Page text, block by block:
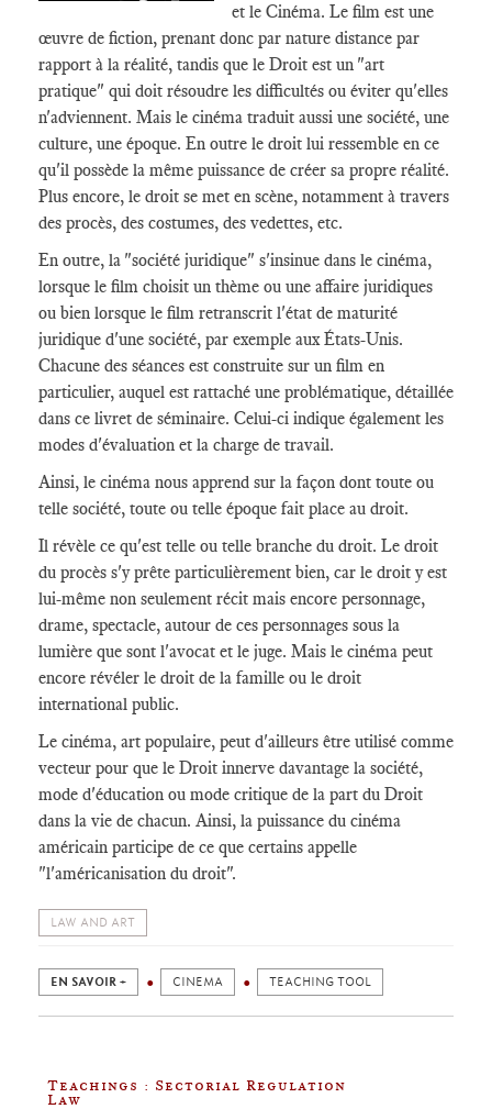
et le Cinéma. Le film est une
œuvre de fiction, prenant donc par nature distance par
rapport à la réalité, tandis que le Droit est un "art
pratique" qui doit résoudre les difficultés ou éviter qu'elles
n'adviennent. Mais le cinéma traduit aussi une société, une
culture, une époque. En outre le droit lui ressemble en ce
qu'il possède la même puissance de créer sa propre réalité.
Plus encore, le droit se met en scène, notamment à travers
des procès, des costumes, des vedettes, etc.
En outre, la "société juridique" s'insinue dans le cinéma,
lorsque le film choisit un thème ou une affaire juridiques
ou bien lorsque le film retranscrit l'état de maturité
juridique d'une société, par exemple aux États-Unis.
Chacune des séances est construite sur un film en
particulier, auquel est rattaché une problématique, détaillée
dans ce livret de séminaire. Celui-ci indique également les
modes d'évaluation et la charge de travail.
Ainsi, le cinéma nous apprend sur la façon dont toute ou
telle société, toute ou telle époque fait place au droit.
Il révèle ce qu'est telle ou telle branche du droit. Le droit
du procès s'y prête particulièrement bien, car le droit y est
lui-même non seulement récit mais encore personnage,
drame, spectacle, autour de ces personnages sous la
lumière que sont l'avocat et le juge. Mais le cinéma peut
encore révéler le droit de la famille ou le droit
international public.
Le cinéma, art populaire, peut d'ailleurs être utilisé comme
vecteur pour que le Droit innerve davantage la société,
mode d'éducation ou mode critique de la part du Droit
dans la vie de chacun. Ainsi, la puissance du cinéma
américain participe de ce que certains appelle
"l'américanisation du droit".
LAW AND ART
EN SAVOIR + CINEMA TEACHING TOOL
Teachings : Sectorial Regulation
Law